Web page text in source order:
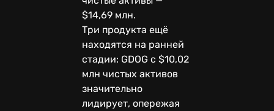
$14,69 млн.
Три продукта ещё
находятся на ранней
стадии: GDOG с $10,02
млн чистых активов
значительно
лидирует, опережая